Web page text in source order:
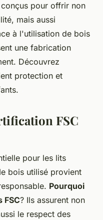
pour offrir non
mais aussi
à l'utilisation de bois
une fabrication
Découvrez
protection et
FSC
pour les lits
bois utilisé provient
Pourquoi
? Ils assurent non
le respect des